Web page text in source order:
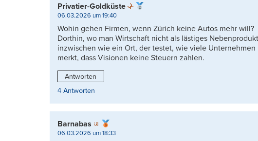
Privatier-Goldküste
06.03.2026 um 19:40
Wohin gehen Firmen, wenn Zürich keine Autos mehr will?
Dorthin, wo man Wirtschaft nicht als lästiges
inzwischen wie ein Ort, der testet, wie viele
merkt, dass Visionen keine Steuern zahlen.
Antworten
4 Antworten
Barnabas
06.03.2026 um 18:33